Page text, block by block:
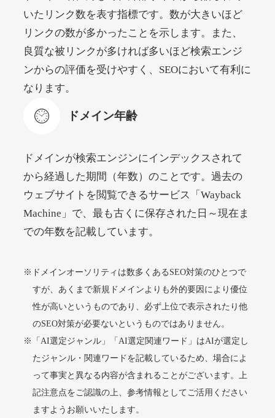
beamie.jp
ジャンルエンターテイメント
DA 52 外部リンク数
4,200円
詳細を見る
themusicnotebook.com
DA52 392
詳細を見る
alprostadil-br.info
ジャンルその他
DA51 外部リンク数 1202 ドメイン年齢1年
入札 0件
いたリンク数を表す指標です。数が大きいほど
リンクの数が多かったことを示します。また、
良質な被リンクが多ければ多いほど検索エンジ
ンからの評価を受けやすく、SEOにおいて有利に
なります。
ドメイン年齢
ドメインが検索エンジンにインデックスされて
から経過した期間（年数）のことです。過去の
ウェブサイトを閲覧できるサービス「Wayback
Machine」で、最も古くに保存された日～現在ま
での年数を記載しています。
※ドメインオーソリティは数多くあるSEO対策のひとつで
すが、あくまで新規ドメインよりも外的要因により優位
性が高いというものであり、必ず上位で表示されたり他
のSEO対策が必要ないというものではありません。
※「AI選定ジャンル」「AI選定関連ワード」はAIが選定し
たジャンル・関連ワードを記載しているため、場合によ
って事実と異なる内容が含まれることがございます。上
記注意点をご認識の上、参考情報としてご活用ください
ますようお願いいたします。